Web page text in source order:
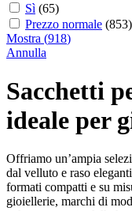
Sì (65)
Prezzo normale (853)
Mostra (918)
Annulla
Sacchetti
ideale per
Offriamo un’ampia
dal velluto e raso
formati compatti e su
gioiellerie, marchi di